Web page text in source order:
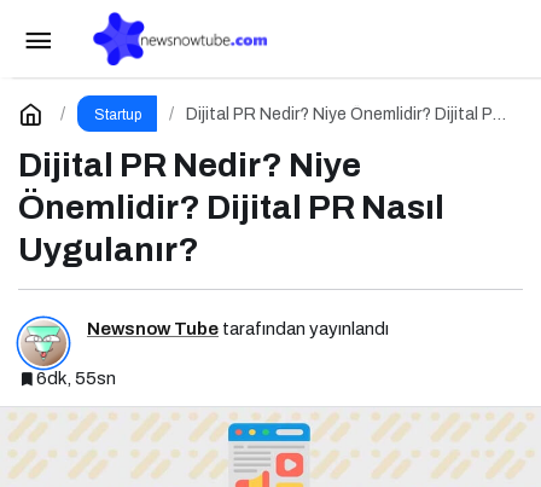
Startup
Dijital PR Nedir? Niye Önemlidir? Dijital PR
Dijital PR Nedir? Niye
Önemlidir? Dijital PR Nasıl
Uygulanır?
Newsnow Tube tarafından yayınlandı
6dk, 55sn
İçerik Pazarlaması Nedir?
Yorum Yap